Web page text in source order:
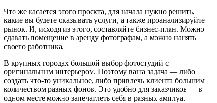
Что же касается этого проекта, для начала нужно решить,
какие вы будете оказывать услуги, а также проанализируйте
рынок. И, исходя из этого, составляйте бизнес-план. Можно
сдавать помещение в аренду фотографам, а можно нанять
своего работника.
В крупных городах большой выбор фотостудий с
оригинальным интерьером. Поэтому ваша задача — либо
создать что-то уникальное, либо привлечь клиента большим
количеством разных фонов. Это удобно для заказчиков — в
одном месте можно запечатлеть себя в разных амплуа.